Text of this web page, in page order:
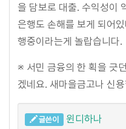
을 담보로 대출. 수익성이
은행도 손해를 보게 되어
행중이라는게 놀랍습니다.
※ 서민 금융의 한 획을 긋
겠네요. 새마을금고나 신
글쓴이 윈디하나